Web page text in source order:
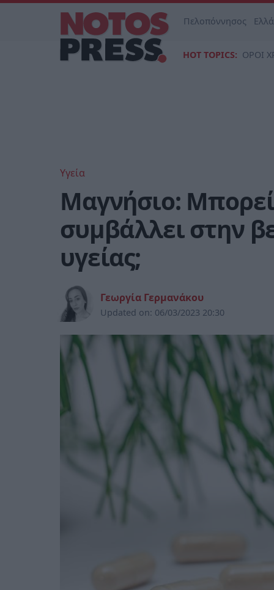
Πελοπόννησος
HOT TOPICS: ΟΡΟΙ
Υγεία
Μαγνήσιο:
συμβάλλει στην
υγείας;
Γεωργία Γερμανάκου
Updated on: 06/03/2023 20:30